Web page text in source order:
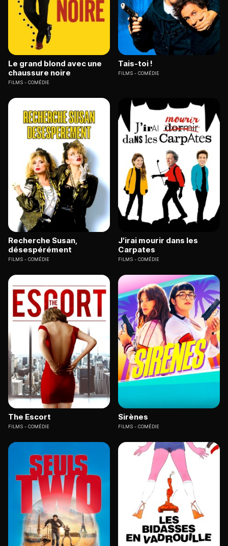
Le grand blond avec une
chaussure noire
FILMS COMÉDIE
Tais-toi !
FILMS COMÉDIE
Recherche Susan,
désespérément
FILMS COMÉDIE
J'irai mourir dans les
Carpates
FILMS COMÉDIE
The Escort
FILMS COMÉDIE
Sirènes
FILMS COMÉDIE